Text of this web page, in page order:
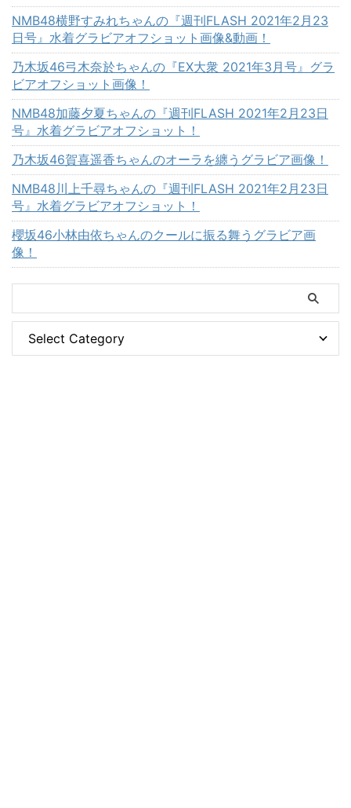
NMB48横野すみれちゃんの『週刊FLASH 2021年2月23
日号』水着グラビアオフショット画像&動画！
乃木坂46弓木奈於ちゃんの『EX大衆 2021年3月号』グラ
ビアオフショット画像！
NMB48加藤夕夏ちゃんの『週刊FLASH 2021年2月23日
号』水着グラビアオフショット！
乃木坂46賀喜遥香ちゃんのオーラを纏うグラビア画像！
NMB48川上千尋ちゃんの『週刊FLASH 2021年2月23日
号』水着グラビアオフショット！
櫻坂46小林由依ちゃんのクールに振る舞うグラビア画
像！